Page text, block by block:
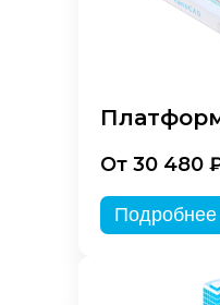
От 30 480
Подробнее